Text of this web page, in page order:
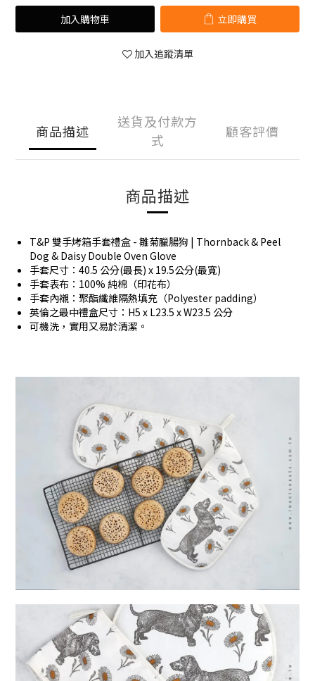
加入購物車 立即購買
加入追蹤清單
商品描述
送貨及付款方
式
顧客評價
商品描述
T&P 雙手烤箱手套禮盒 - 雛菊臘腸狗 | Thornback & Peel
Dog & Daisy Double Oven Glove
手套尺寸：40.5 公分(最長) x 19.5公分(最寬)
手套表布：100% 純棉（印花布）
手套內襯：聚酯纖維隔熱填充（Polyester padding）
英倫之最中禮盒尺寸：H5 x L23.5 x W23.5 公分
可機洗，實用又易於清潔。